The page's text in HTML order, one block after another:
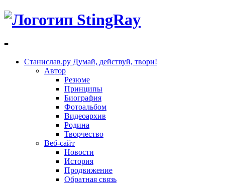
≡
Станислав.ру Думай, действуй, твори!
Автор
Резюме
Принципы
Биография
Фотоальбом
Видеоархив
Родина
Творчество
Веб-сайт
Новости
История
Продвижение
Обратная связь